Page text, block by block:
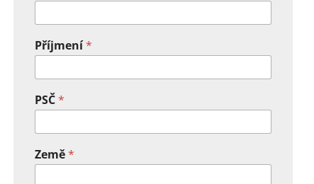
Příjmení*
PSČ*
Země*